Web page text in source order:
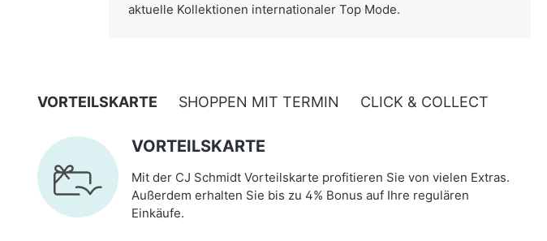
aktuelle Kollektionen internationaler Top Mode.
VORTEILSKARTE SHOPPEN MIT TERMIN CLICK & COLLECT
VORTEILSKARTE
Mit der CJ Schmidt Vorteilskarte profitieren Sie von vielen Extras.
Außerdem erhalten Sie bis zu 4% Bonus auf Ihre regulären
Einkäufe.